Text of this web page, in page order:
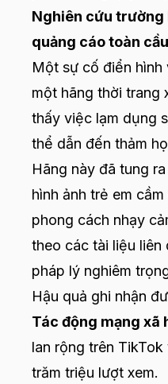
Nghiên cứu trường
quảng cáo toàn
Một sự cố điển
một hãng thời trang
thấy việc lạm dụng
thể dẫn đến thảm
Hãng này đã tung
hình ảnh trẻ em
phong cách nhạy
theo các tài liệu liên
pháp lý nghiêm
Hậu quả ghi nhận
Tác động mạng xã
lan rộng trên
trăm triệu lượt xem.